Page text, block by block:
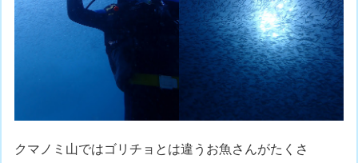
クマノミ山ではゴリチョとは違うお魚さんがたくさ